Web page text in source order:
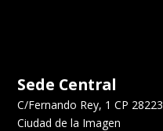
Sede Central
C/Fernando Rey, 1 CP 28223
Ciudad de la Imagen